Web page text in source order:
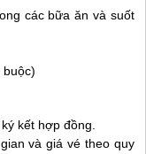
các bữa ăn và suốt
buộc)
kết hợp đồng.
và giá vé theo quy